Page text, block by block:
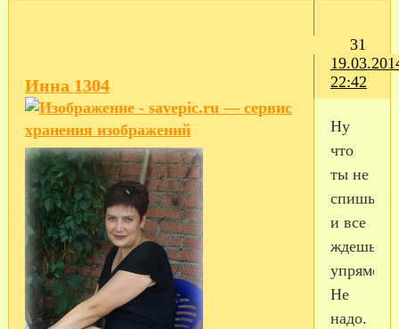
31
22:42
Инна 1304
Ну
что
ты не
спишь
и все
ждешь
упрямо?
Не
надо.